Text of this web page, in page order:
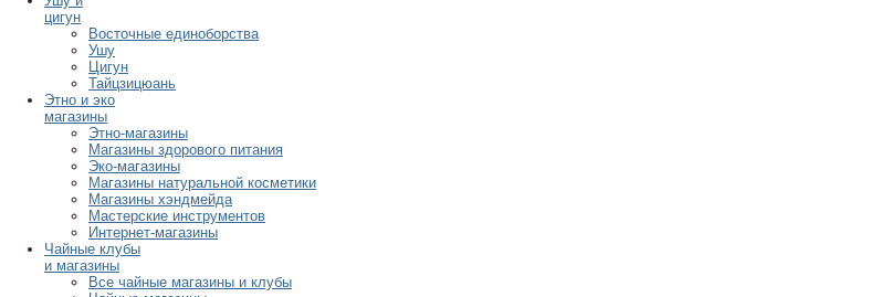
цигун
Восточные единоборства
Ушу
Цигун
Тайцзицюань
Этно и эко
магазины
Этно-магазины
Магазины здорового питания
Эко-магазины
Магазины натуральной косметики
Магазины хэндмейда
Мастерские инструментов
Интернет-магазины
Чайные клубы
и магазины
Все чайные магазины и клубы